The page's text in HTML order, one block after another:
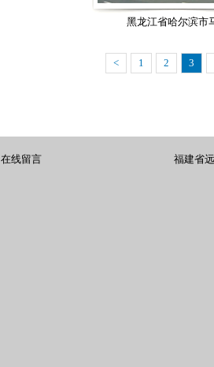
黑龙江省哈尔滨市
< 1 2 3
福建省
在线留言